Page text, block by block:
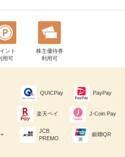
ント
用可
株主優待券
利用可
QUICPay PayPay
楽天ペイ J-Coin Pay
JCB
PREMO
銀聯QR